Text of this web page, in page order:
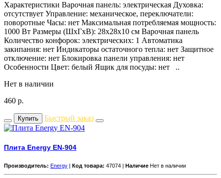
Характеристики Варочная панель: электрическая Духовка:
отсутствует Управление: механическое, переключатели:
поворотные Часы: нет Максимальная потребляемая мощность:
1000 Вт Размеры (ШхГхВ): 28x28x10 см Варочная панель
Количество конфорок: электрических: 1 Автоматика
закипания: нет Индикаторы остаточного тепла: нет Защитное
отключение: нет Блокировка панели управления: нет
Особенности Цвет: белый Ящик для посуды: нет ..
Нет в наличии
460 р.
Купить Быстрый заказ
Плита Energy EN-904
Производитель: Energy | Код товара: 47074 | Наличие Нет в наличии